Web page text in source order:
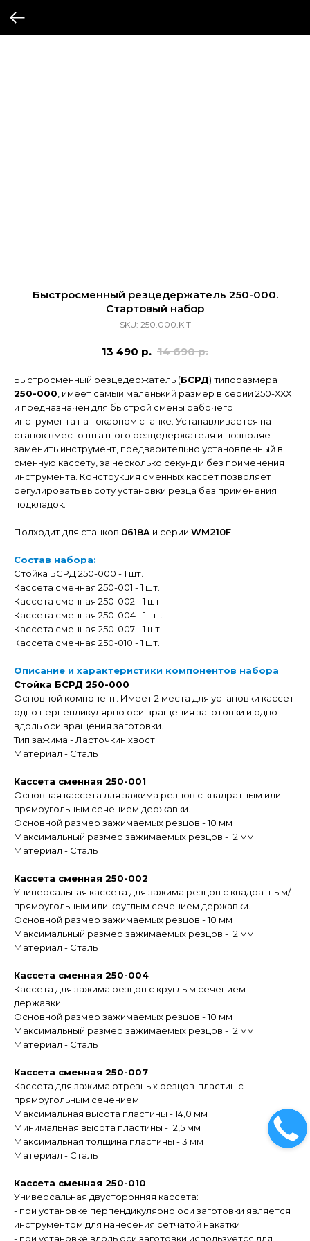
Быстросменный резцедержатель 250-000.
Стартовый набор
SKU: 250.000.KIT
13 490 р. 14 690 р.
Быстросменный резцедержатель (БСРД) типоразмера
250-000 , имеет самый маленький размер в серии 250-ХХХ
и предназначен для быстрой смены рабочего
инструмента на токарном станке. Устанавливается на
станок вместо штатного резцедержателя и позволяет
заменить инструмент, предварительно установленный в
сменную кассету, за несколько секунд и без применения
инструмента. Конструкция сменных кассет позволяет
регулировать высоту установки резца без применения
подкладок.
Подходит для станков 0618A и серии WM210F
Состав набора:
Стойка БСРД 250-000 - 1 шт.
Кассета сменная 250-001 - 1 шт.
Кассета сменная 250-002 - 1 шт.
Кассета сменная 250-004 - 1 шт.
Кассета сменная 250-007 - 1 шт.
Кассета сменная 250-010 - 1 шт.
Описание и характеристики компонентов набора
Стойка БСРД 250-000
Основной компонент. Имеет 2 места для установки кассет:
одно перпендикулярно оси вращения заготовки и одно
вдоль оси вращения заготовки.
Тип зажима - Ласточкин хвост
Материал - Сталь
Кассета сменная 250-001
Основная кассета для зажима резцов с квадратным или
прямоугольным сечением державки.
Основной размер зажимаемых резцов - 10 мм
Максимальный размер зажимаемых резцов - 12 мм
Материал - Сталь
Кассета сменная 250-002
Универсальная кассета для зажима резцов с квадратным/
прямоугольным или круглым сечением державки.
Основной размер зажимаемых резцов - 10 мм
Максимальный размер зажимаемых резцов - 12 мм
Материал - Сталь
Кассета сменная 250-004
Кассета для зажима резцов с круглым сечением
державки.
Основной размер зажимаемых резцов - 10 мм
Максимальный размер зажимаемых резцов - 12 мм
Материал - Сталь
Кассета сменная 250-007
Кассета для зажима отрезных резцов-пластин с
прямоугольным сечением.
Максимальная высота пластины - 14,0 мм
Минимальная высота пластины - 12,5 мм
Максимальная толщина пластины - 3 мм
Материал - Сталь
Кассета сменная 250-010
Универсальная двусторонняя кассета:
- при установке перпендикулярно оси заготовки является
инструментом для нанесения сетчатой накатки
- при установке вдоль оси заготовки используется для